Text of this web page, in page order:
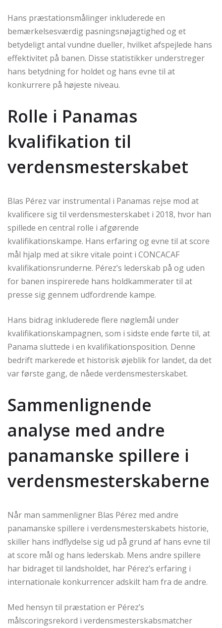
Hans præstationsmålinger inkluderede en
bemærkelsesværdig pasningsnøjagtighed og et
betydeligt antal vundne dueller, hvilket afspejlede hans
effektivitet på banen. Disse statistikker understreger
hans betydning for holdet og hans evne til at
konkurrere på højeste niveau.
Rolle i Panamas
kvalifikation til
verdensmesterskabet
Blas Pérez var instrumental i Panamas rejse mod at
kvalificere sig til verdensmesterskabet i 2018, hvor han
spillede en central rolle i afgørende
kvalifikationskampe. Hans erfaring og evne til at score
mål hjalp med at sikre vitale point i CONCACAF
kvalifikationsrunderne. Pérez’s lederskab på og uden
for banen inspirerede hans holdkammerater til at
presse sig gennem udfordrende kampe.
Hans bidrag inkluderede flere nøglemål under
kvalifikationskampagnen, som i sidste ende førte til, at
Panama sluttede i en kvalifikationsposition. Denne
bedrift markerede et historisk øjeblik for landet, da det
var første gang, de nåede verdensmesterskabet.
Sammenlignende
analyse med andre
panamanske spillere i
verdensmesterskaberne
Når man sammenligner Blas Pérez med andre
panamanske spillere i verdensmesterskabets historie,
skiller hans indflydelse sig ud på grund af hans evne til
at score mål og hans lederskab. Mens andre spillere
har bidraget til landsholdet, har Pérez’s erfaring i
internationale konkurrencer adskilt ham fra de andre.
Med hensyn til præstation er Pérez’s
målscoringsrekord i verdensmesterskabsmatcher